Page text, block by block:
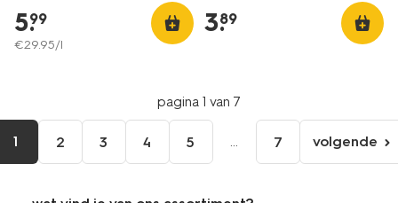
5.
99
€29.95/l
3.
89
pagina 1 van 7
1 2 3 4 5 ... 7
pagina
volgende